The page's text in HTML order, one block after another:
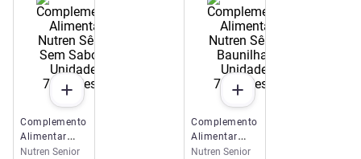
Complemento
Alimentar
Nutren Sênior
Nutren Senior
Complemento
Alimentar
Nutren Sênior
Nutren Senior